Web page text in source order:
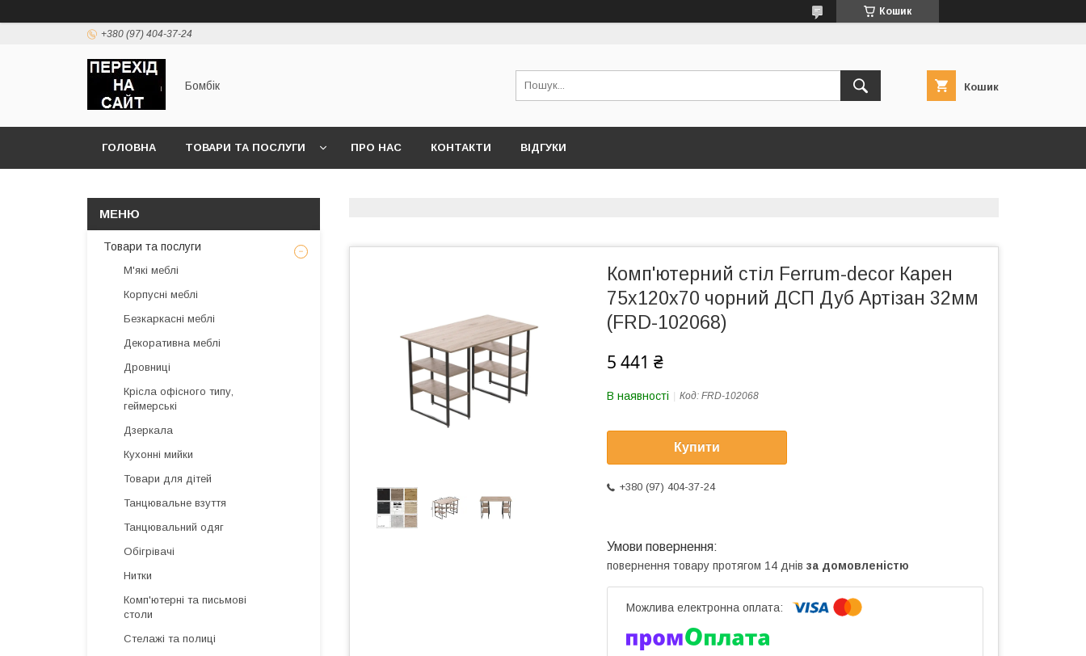
Кошик
+380 (97) 404-37-24
Бомбік Кошик
ГОЛОВНА ТОВАРИ ТА ПОСЛУГИ ПРО НАС КОНТАКТИ ВІДГУКИ
Комп'ютерний стіл Ferrum-decor Карен
75x120x70 чорний ДСП Дуб Артізан 32мм
(FRD-102068)
5 441 ₴
В наявності Код: FRD-102068
Купити
+380 (97) 404-37-24
повернення товару протягом 14 днів за домовленістю
Товари та послуги
М'які меблі
Корпусні меблі
Безкаркасні меблі
Декоративна меблі
Дровниці
Крісла офісного типу,
геймерські
Дзеркала
Кухонні мийки
Товари для дітей
Танцювальне взуття
Танцювальний одяг
Обігрівачі
Нитки
Комп'ютерні та письмові
столи
Стелажі та полиці